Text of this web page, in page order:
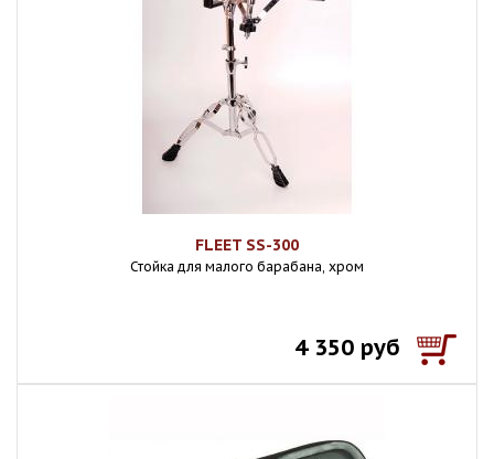
FLEET SS-300
Стойка для малого барабана, хром
4 350 руб